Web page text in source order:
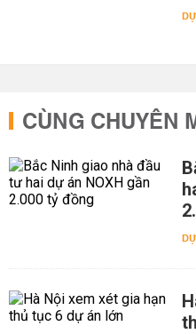
CÙNG CHUYÊN